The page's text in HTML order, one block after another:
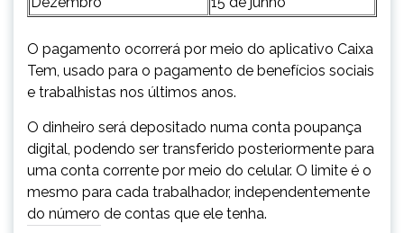
O pagamento ocorrerá por meio do aplicativo Caixa
Tem, usado para o pagamento de benefícios sociais
e trabalhistas nos últimos anos.
O dinheiro será depositado numa conta poupança
digital, podendo ser transferido posteriormente para
uma conta corrente por meio do celular. O limite é o
mesmo para cada trabalhador, independentemente
do número de contas que ele tenha.